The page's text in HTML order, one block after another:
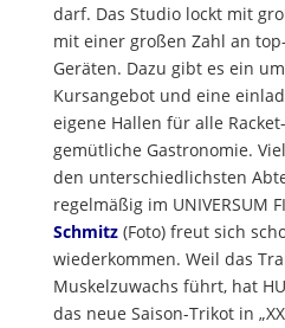
darf. Das Studio lockt mit
mit einer großen Zahl an
Geräten. Dazu gibt es ein
Kursangebot und eine
eigene Hallen für alle
gemütliche Gastronomie.
den unterschiedlichsten
regelmäßig im UNIVERSUM
Schmitz(Foto) freut sich
wiederkommen. Weil das
Muskelzuwachs führt, hat
das neue Saison-Trikot in